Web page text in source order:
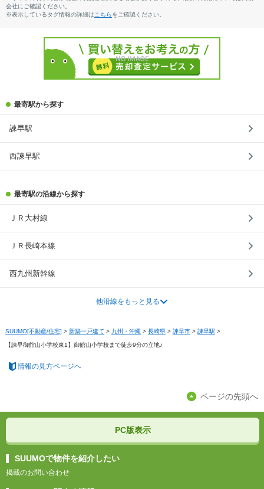
会社にご確認ください。
※表示しているタグ情報の詳細は こちらをご確認ください。
最寄駅から探す
諫早駅
西諫早駅
最寄駅の沿線から探す
ＪＲ大村線
ＪＲ長崎本線
西九州新幹線
他沿線をもっと見る
SUUMO[不動産/住宅] > 新築一戸建て > 九州・沖縄 > 長崎県 > 諫早市 > 諫早駅 >
【諫早御館山小学校東1】御館山小学校まで徒歩9分の立地♪
情報の見方ページへ
ページの先頭へ
PC版表示
SUUMOで物件を紹介したい
掲載のお問い合わせ